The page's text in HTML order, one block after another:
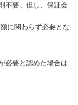
不要。但し、保証会
に関わらず必要とな
必要と認めた場合は